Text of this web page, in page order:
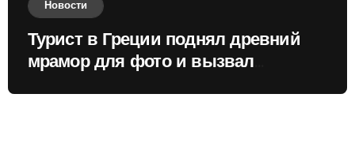
Новости
Турист в Греции поднял древний
мрамор для фото и вызвал